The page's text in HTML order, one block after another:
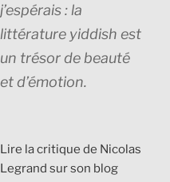
j’espérais : la
littérature yiddish est
un trésor de beauté
et d’émotion.
Lire la critique de Nicolas
Legrand sur son blog